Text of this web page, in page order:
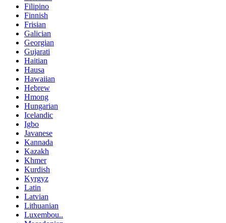
Filipino
Finnish
Frisian
Galician
Georgian
Gujarati
Haitian
Hausa
Hawaiian
Hebrew
Hmong
Hungarian
Icelandic
Igbo
Javanese
Kannada
Kazakh
Khmer
Kurdish
Kyrgyz
Latin
Latvian
Lithuanian
Luxembou..